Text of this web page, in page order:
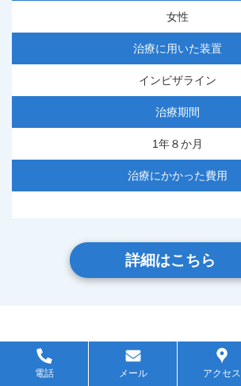
女性
治療に用いた装置
インビザライン
治療期間
1年８か月
治療にかかった費用
詳細はこちら
1
電話 メール アクセス